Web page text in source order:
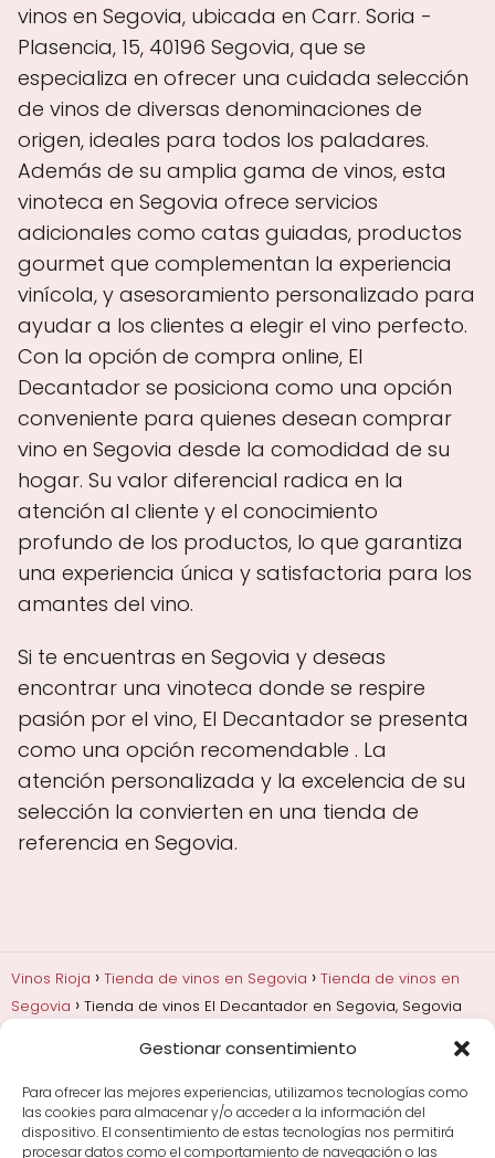
Gestionar consentimiento
Para ofrecer las mejores experiencias, utilizamos tecnologías como
las cookies para almacenar y/o acceder a la información del
dispositivo. El consentimiento de estas tecnologías nos permitirá
procesar datos como el comportamiento de navegación o las
vinos en Segovia, ubicada en Carr. Soria -
Plasencia, 15, 40196 Segovia, que se
especializa en ofrecer una cuidada selección
de vinos de diversas denominaciones de
origen, ideales para todos los paladares.
Además de su amplia gama de vinos, esta
vinoteca en Segovia ofrece servicios
adicionales como catas guiadas, productos
gourmet que complementan la experiencia
vinícola, y asesoramiento personalizado para
ayudar a los clientes a elegir el vino perfecto.
Con la opción de compra online, El
Decantador se posiciona como una opción
conveniente para quienes desean comprar
vino en Segovia desde la comodidad de su
hogar. Su valor diferencial radica en la
atención al cliente y el conocimiento
profundo de los productos, lo que garantiza
una experiencia única y satisfactoria para los
amantes del vino.
Si te encuentras en Segovia y deseas
encontrar una vinoteca donde se respire
pasión por el vino, El Decantador se presenta
como una opción recomendable . La
atención personalizada y la excelencia de su
selección la convierten en una tienda de
referencia en Segovia.
Vinos Rioja Tienda de vinos en Segovia
Tienda de vinos en
Segovia
Tienda de vinos El Decantador en Segovia, Segovia
Añadas, crianza y guarda
Bodegas y marcas de
Comprar vino
Rioja y guías de regalo
Cultura del vino y
curiosidades
Enoturismo en Rioja